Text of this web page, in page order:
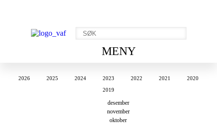
MENY
2026 2025 2024 2023 2022 2021
2020
2019
desember
november
oktober